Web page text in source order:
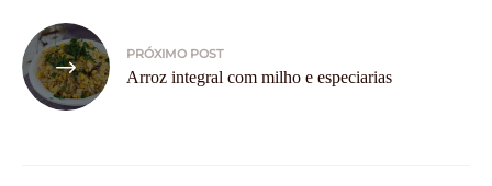
PRÓXIMO POST
Arroz integral com milho e especiarias